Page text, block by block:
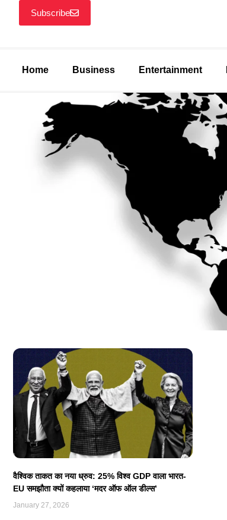
Subscribe
Home Business Entertainment
वैश्विक ताकत का नया ध्रुव: 25% विश्व GDP वाला भारत-
EU समझौता क्यों कहलाया ‘मदर ऑफ ऑल डील्स’
January 27, 2026